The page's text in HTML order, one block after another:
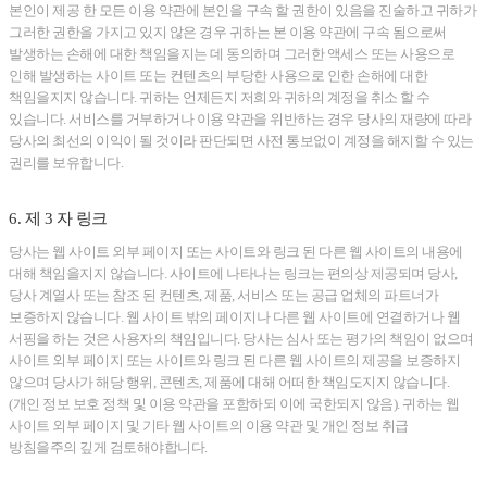
본인이 제공 한 모든 이용 약관에 본인을 구속 할 권한이 있음을 진술하고 귀하가
그러한 권한을 가지고 있지 않은 경우 귀하는 본 이용 약관에 구속 됨으로써
발생하는 손해에 대한 책임을지는 데 동의하며 그러한 액세스 또는 사용으로
인해 발생하는 사이트 또는 컨텐츠의 부당한 사용으로 인한 손해에 대한
책임을지지 않습니다. 귀하는 언제든지 저희와 귀하의 계정을 취소 할 수
있습니다. 서비스를 거부하거나 이용 약관을 위반하는 경우 당사의 재량에 따라
당사의 최선의 이익이 될 것이라 판단되면 사전 통보없이 계정을 해지할 수 있는
권리를 보유합니다.
6. 제 3 자 링크
당사는 웹 사이트 외부 페이지 또는 사이트와 링크 된 다른 웹 사이트의 내용에
대해 책임을지지 않습니다. 사이트에 나타나는 링크는 편의상 제공되며 당사,
당사 계열사 또는 참조 된 컨텐츠, 제품, 서비스 또는 공급 업체의 파트너가
보증하지 않습니다. 웹 사이트 밖의 페이지나 다른 웹 사이트에 연결하거나 웹
서핑을 하는 것은 사용자의 책임입니다. 당사는 심사 또는 평가의 책임이 없으며
사이트 외부 페이지 또는 사이트와 링크 된 다른 웹 사이트의 제공을 보증하지
않으며 당사가 해당 행위, 콘텐츠, 제품에 대해 어떠한 책임도지지 않습니다.
(개인 정보 보호 정책 및 이용 약관을 포함하되 이에 국한되지 않음). 귀하는 웹
사이트 외부 페이지 및 기타 웹 사이트의 이용 약관 및 개인 정보 취급
방침을주의 깊게 검토해야합니다.